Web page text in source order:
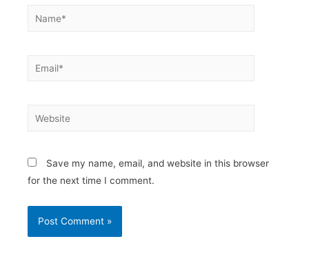
Save my name, email, and website in this browser
for the next time I comment.